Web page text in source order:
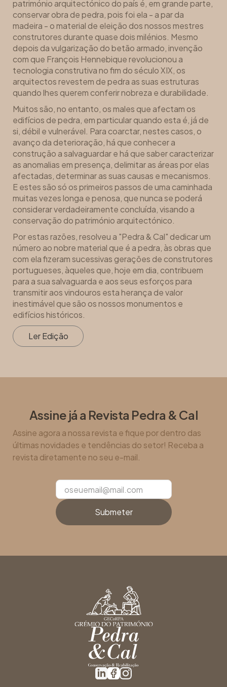
património arquitectónico do país é, em grande parte,
conservar obra de pedra, pois foi ela - a par da
madeira - o material de eleição dos nossos mestres
construtores durante quase dois milénios. Mesmo
depois da vulgarização do betão armado, invenção
com que François Hennebique revolucionou a
tecnologia construtiva no fim do século XIX, os
arquitectos revestem de pedra as suas estruturas
quando lhes querem conferir nobreza e durabilidade.
Muitos são, no entanto, os males que afectam os
edifícios de pedra, em particular quando esta é, já de
si, débil e vulnerável. Para coarctar, nestes casos, o
avanço da deterioração, há que conhecer a
construção a salvaguardar e há que saber caracterizar
as anomalias em presença, delimitar as áreas por elas
afectadas, determinar as suas causas e mecanismos.
E estes são só os primeiros passos de uma caminhada
muitas vezes longa e penosa, que nunca se poderá
considerar verdadeiramente concluída, visando a
conservação do património arquitectónico.
Por estas razões, resolveu a "Pedra & Cal" dedicar um
número ao nobre material que é a pedra, às obras que
com ela fizeram sucessivas gerações de construtores
portugueses, àqueles que, hoje em dia, contribuem
para a sua salvaguarda e aos seus esforços para
transmitir aos vindouros esta herança de valor
inestimável que são os nossos monumentos e
edifícios históricos.
Ler Edição
Assine já a Revista Pedra & Cal
Assine agora a nossa revista e fique por dentro das
últimas novidades e tendências do setor! Receba a
revista diretamente no seu e-mail.